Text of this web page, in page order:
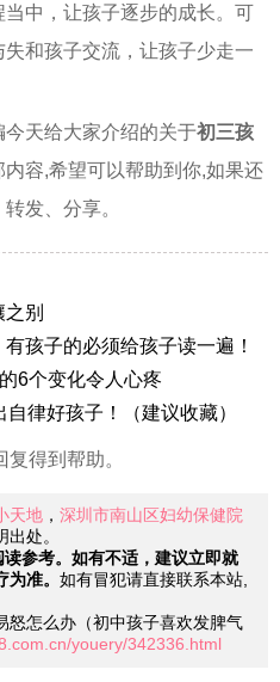
中，让孩子逐步的成长。可
和孩子交流，让孩子少走一
今天给大家介绍的关于初三孩
内容,希望可以帮助到你,如果还
发、分享。
别
孩子的必须给孩子读一遍！
6个变化令人心疼
律好孩子！（建议收藏）
复得到帮助。
天地 ， 深圳市南山区妇幼保健院
处。
参考。如有不适，建议立即就
准。 如有冒犯请直接联系本站,
怒怎么办（初中孩子喜欢发脾气
youery/342336.html